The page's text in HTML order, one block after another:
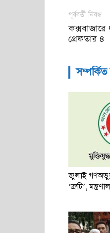
পূর্ববর্তী নিবন্ধ
গ্রেফতার ৪
সম্পর্কিত
জুলাই
‘ত্রুটি’,